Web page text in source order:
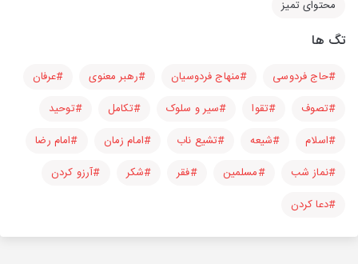
محتوای تمیز
تگ ها
#حاج فردوسی #منهاج فردوسیان #رهبر معنوی
#عرفان
#تصوف
#تقوا #سیر و سلوک #تکامل
#توحید
#اسلام
#شیعه #تشیع ناب #امام زمان
#امام رضا
#نماز شب
#مسلمین #فقر #شکر
#آرزو کردن
#دعا کردن